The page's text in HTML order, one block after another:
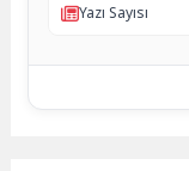
Yazı Sayısı